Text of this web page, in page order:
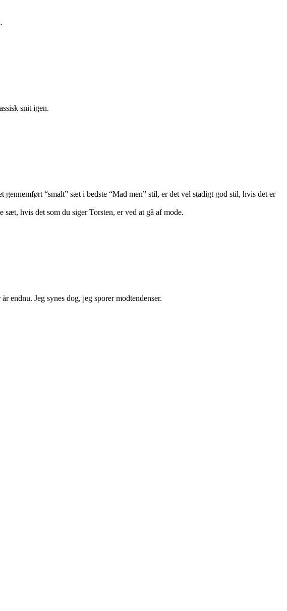
snit igen.
“smalt” sæt i bedste “Mad men” stil, er det vel stadigt god stil, hvis det er
hvis det som du siger Torsten, er ved at gå af mode.
Jeg synes dog, jeg sporer modtendenser.